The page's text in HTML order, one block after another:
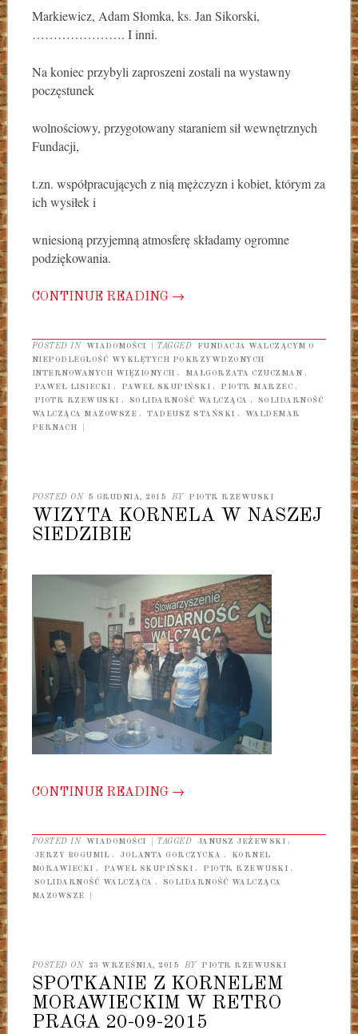
Markiewicz, Adam Słomka, ks. Jan Sikorski,
…………………. I inni.
Na koniec przybyli zaproszeni zostali na wystawny
poczęstunek
wolnościowy, przygotowany staraniem sił wewnętrznych
Fundacji,
t.zn. współpracujących z nią mężczyzn i kobiet, którym za
ich wysiłek i
wniesioną przyjemną atmosferę składamy ogromne
podziękowania.
CONTINUE READING →
POSTED IN WIADOMOŚCI TAGGED
FUNDACJA WALCZĄCYM O
NIEPODLEGŁOŚĆ WYKLĘTYCH POKRZYWDZONYCH
INTERNOWANYCH WIĘZIONYCH , MAŁGORZATA CZUCZMAN ,
PAWEŁ LISIECKI , PAWEŁ SKUPIŃSKI , PIOTR MARZEC ,
PIOTR RZEWUSKI , SOLIDARNOŚĆ WALCZĄCA ,
SOLIDARNOŚĆ
WALCZĄCA MAZOWSZE , TADEUSZ STAŃSKI ,
WALDEMAR
PERNACH
POSTED ON 5 GRUDNIA, 2015 BY PIOTR RZEWUSKI
WIZYTA KORNELA W NASZEJ
SIEDZIBIE
CONTINUE READING →
POSTED IN WIADOMOŚCI TAGGED JANUSZ JEŻEWSKI ,
JERZY BOGUMIŁ , JOLANTA GORCZYCKA ,
KORNEL
MORAWIECKI , PAWEŁ SKUPIŃSKI , PIOTR RZEWUSKI ,
SOLIDARNOŚĆ WALCZĄCA ,
SOLIDARNOŚĆ WALCZĄCA
MAZOWSZE
POSTED ON 23 WRZEŚNIA, 2015 BY PIOTR RZEWUSKI
SPOTKANIE Z KORNELEM
MORAWIECKIM W RETRO
PRAGA 20-09-2015